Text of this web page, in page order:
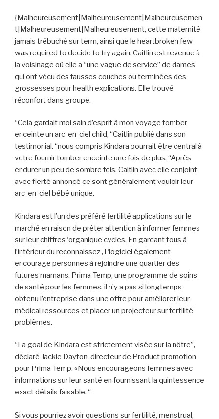
{Malheureusement|Malheureusement|Malheureusemen
t|Malheureusement|Malheureusement, cette maternité
jamais trébuché sur term, ainsi que le heartbroken few
was required to decide to try again. Caitlin est revenue à
la voisinage où elle a “une vague de service” de dames
qui ont vécu des fausses couches ou terminées des
grossesses pour health explications. Elle trouvé
réconfort dans groupe.
“Cela gardait moi sain d’esprit à mon voyage tomber
enceinte un arc-en-ciel child, “Caitlin publié dans son
testimonial. “nous compris Kindara pourrait être central à
votre fournir tomber enceinte une fois de plus. “Après
endurer un peu de sombre fois, Caitlin avec elle conjoint
avec fierté annoncé ce sont généralement vouloir leur
arc-en-ciel bébé unique.
Kindara est l’un des préféré fertilité applications sur le
marché en raison de prêter attention à informer femmes
sur leur chiffres ‘organique cycles. En gardant tous à
l’intérieur du reconnaissez , l ‘logiciel également
encourage personnes à rejoindre une quartier des
futures mamans. Prima-Temp, une programme de soins
de santé pour les femmes, il n’y a pas si longtemps
obtenu l’entreprise dans une offre pour améliorer leur
médical ressources et placer un projecteur sur fertilité
problèmes.
“La goal de Kindara est strictement visée sur la nôtre”,
déclaré Jackie Dayton, directeur de Product promotion
pour Prima-Temp. «Nous encourageons femmes avec
informations sur leur santé en fournissant la quintessence
exact détails faisable. “
Si vous pourriez avoir questions sur fertilité, menstrual,